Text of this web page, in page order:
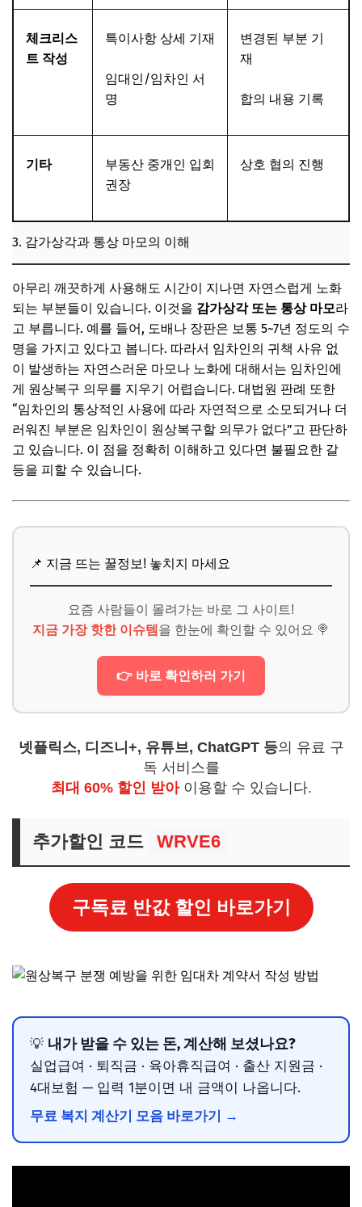
체크리스
트 작성
특이사항 상세 기재
임대인/임차인 서
명
변경된 부분 기
재
합의 내용 기록
기타
부동산 중개인 입회
권장
상호 협의 진행
3. 감가상각과 통상 마모의 이해
아무리 깨끗하게 사용해도 시간이 지나면 자연스럽게 노화
되는 부분들이 있습니다. 이것을 감가상각 또는 통상 마모라
고 부릅니다. 예를 들어, 도배나 장판은 보통 5~7년 정도의 수
명을 가지고 있다고 봅니다. 따라서 임차인의 귀책 사유 없
이 발생하는 자연스러운 마모나 노화에 대해서는 임차인에
게 원상복구 의무를 지우기 어렵습니다. 대법원 판례 또한
“임차인의 통상적인 사용에 따라 자연적으로 소모되거나 더
러워진 부분은 임차인이 원상복구할 의무가 없다”고 판단하
고 있습니다. 이 점을 정확히 이해하고 있다면 불필요한 갈
등을 피할 수 있습니다.
📌 지금 뜨는 꿀정보! 놓치지 마세요
요즘 사람들이 몰려가는 바로 그 사이트!
지금 가장 핫한 이슈템 을 한눈에 확인할 수 있어요 🍭
👉 바로 확인하러 가기
넷플릭스, 디즈니+, 유튜브, ChatGPT 등의 유료 구
독 서비스를
최대 60% 할인 받아이용할 수 있습니다.
추가할인 코드 WRVE6
구독료 반값 할인 바로가기
💡 내가 받을 수 있는 돈, 계산해 보셨나요?
실업급여 · 퇴직금 · 육아휴직급여 · 출산 지원금 ·
4대보험 — 입력 1분이면 내 금액이 나옵니다.
무료 복지 계산기 모음 바로가기 →